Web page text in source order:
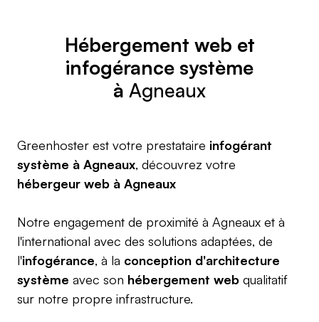
Hébergement web et
infogérance système
à Agneaux
Greenhoster est votre prestataire infogérant
système à Agneaux, découvrez votre
hébergeur web à Agneaux
Notre engagement de proximité à Agneaux et à
l'international avec des solutions adaptées, de
l'infogérance, à la conception d'architecture
système avec son hébergement web qualitatif
sur notre propre infrastructure.